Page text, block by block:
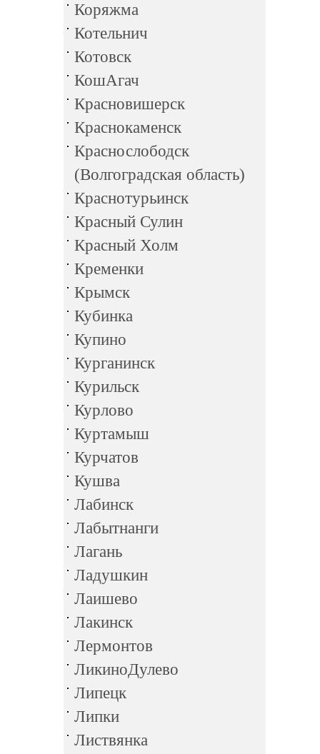
Коряжма
Котельнич
Котовск
КошАгач
Красновишерск
Краснокаменск
Краснослободск
(Волгоградская область)
Краснотурьинск
Красный Сулин
Красный Холм
Кременки
Крымск
Кубинка
Купино
Курганинск
Курильск
Курлово
Куртамыш
Курчатов
Кушва
Лабинск
Лабытнанги
Лагань
Ладушкин
Лаишево
Лакинск
Лермонтов
ЛикиноДулево
Липецк
Липки
Листвянка